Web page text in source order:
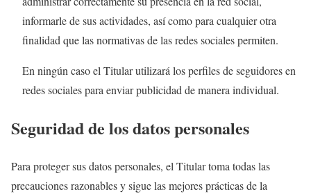
informarle de sus actividades, así como para cualquier otra
finalidad que las normativas de las redes sociales permiten.
En ningún caso el Titular utilizará los perfiles de seguidores en
redes sociales para enviar publicidad de manera individual.
Seguridad de los datos personales
Para proteger sus datos personales, el Titular toma todas las
precauciones razonables y sigue las mejores prácticas de la